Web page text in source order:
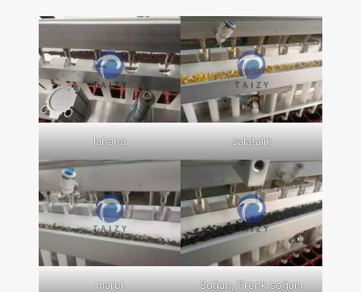
lahana salatalık
marul Soğan, Frenk soğanı